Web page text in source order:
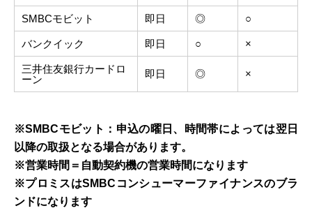
SMBCモビット 即日 ◎ ○
バンクイック 即日 ○ ×
三井住友銀行カードロ
ーン
即日 ◎ ×
※SMBCモビット：申込の曜日、時間帯によっては翌日
以降の取扱となる場合があります。
※営業時間＝自動契約機の営業時間になります
※プロミスはSMBCコンシューマーファイナンスのブラ
ンドになります